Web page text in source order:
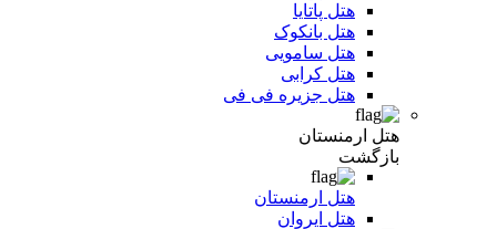
هتل پاتایا
هتل بانکوک
هتل سامویی
هتل کرابی
هتل جزیره فی فی
هتل ارمنستان
بازگشت
هتل ارمنستان
هتل ایروان